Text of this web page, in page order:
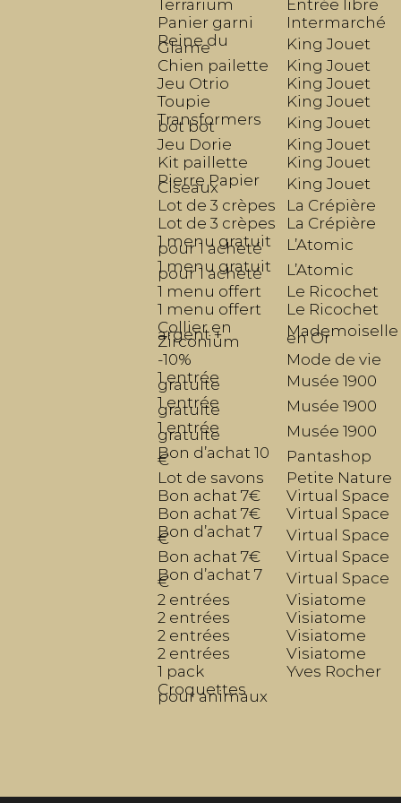
Terrarium
Entrée libre
Panier garni
Intermarché
Reine du
Glame
King Jouet
Chien pailette
King Jouet
Jeu Otrio
King Jouet
Toupie
King Jouet
Transformers
bot bot
King Jouet
Jeu Dorie
King Jouet
Kit paillette
King Jouet
Pierre Papier
Ciseaux
King Jouet
Lot de 3 crèpes
La Crépière
Lot de 3 crèpes
La Crépière
1 menu gratuit
pour 1 acheté
L’Atomic
1 menu gratuit
pour 1 acheté
L’Atomic
1 menu offert
Le Ricochet
1 menu offert
Le Ricochet
Collier en
argent +
Zirconium
Mademoiselle
en Or
-10%
Mode de vie
1 entrée
gratuite
Musée 1900
1 entrée
gratuite
Musée 1900
1 entrée
gratuite
Musée 1900
Bon d’achat 10
€
Pantashop
Lot de savons
Petite Nature
Bon achat 7€
Virtual Space
Bon achat 7€
Virtual Space
Bon d’achat 7
€
Virtual Space
Bon achat 7€
Virtual Space
Bon d’achat 7
€
Virtual Space
2 entrées
Visiatome
2 entrées
Visiatome
2 entrées
Visiatome
2 entrées
Visiatome
1 pack
Yves Rocher
Croquettes
pour animaux